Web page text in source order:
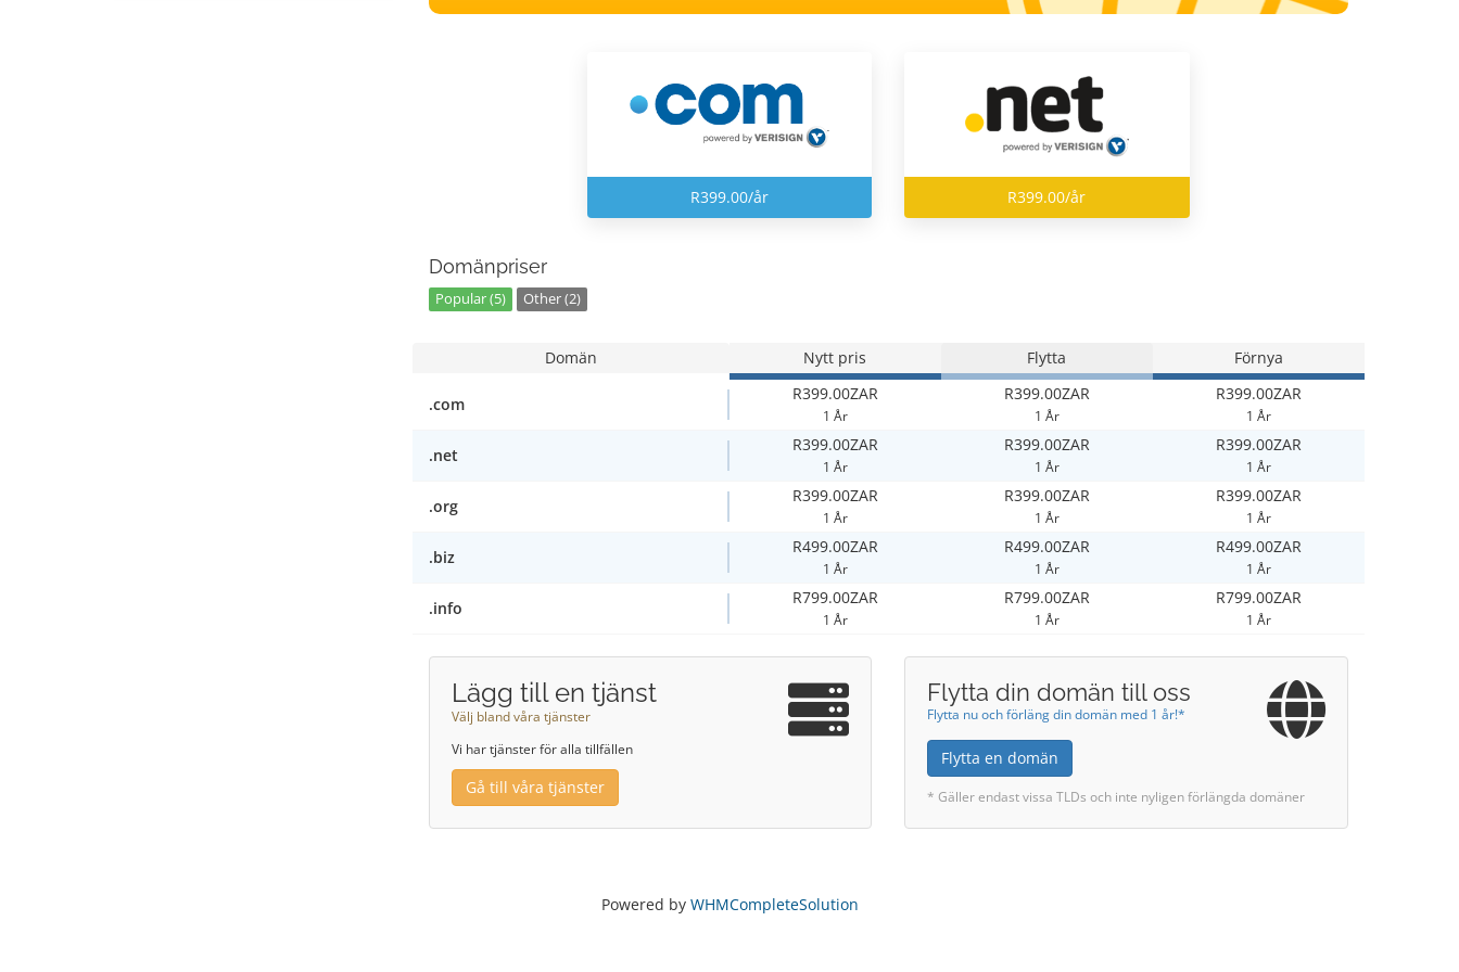
R399.00/år R399.00/år
Domänpriser
Popular (5) Other (2)
Domän Nytt pris Flytta Förnya
.com
R399.00ZAR
1 År
R399.00ZAR
1 År
R399.00ZAR
1 År
.net
R399.00ZAR
1 År
R399.00ZAR
1 År
R399.00ZAR
1 År
.org
R399.00ZAR
1 År
R399.00ZAR
1 År
R399.00ZAR
1 År
.biz
R499.00ZAR
1 År
R499.00ZAR
1 År
R499.00ZAR
1 År
.info
R799.00ZAR
1 År
R799.00ZAR
1 År
R799.00ZAR
1 År
Lägg till en tjänst
Välj bland våra tjänster
Vi har tjänster för alla tillfällen
Gå till våra tjänster
Flytta din domän till oss
Flytta nu och förläng din domän med 1 år!*
Flytta en domän
* Gäller endast vissa TLDs och inte nyligen förlängda domäner
Powered by WHMCompleteSolution